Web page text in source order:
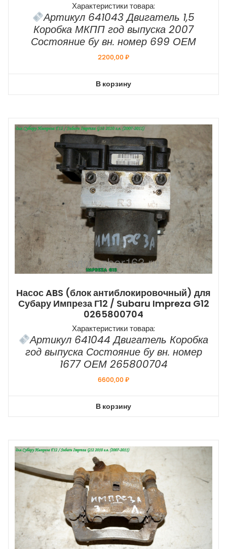
Характеристики товара:
Артикул 641043 Двигатель 1,5
Коробка МКПП год выпуска 2007
Состояние бу вн. номер 699 ОЕМ
2200,00₽
В корзину
Насос ABS (блок антиблокировочный) для
Субару Импреза Г12 / Subaru Impreza G12
0265800704
Характеристики товара:
Артикул 641044 Двигатель Коробка
год выпуска Состояние бу вн. номер
1677 ОЕМ 265800704
6600,00₽
В корзину